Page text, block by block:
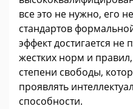
все это не нужно, его
стандартов
эффект достигается не
жестких норм и
степени свободы,
проявлять
способности.